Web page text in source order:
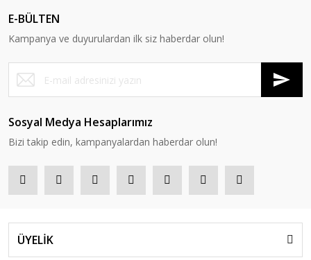
E-BÜLTEN
Kampanya ve duyurulardan ilk siz haberdar olun!
Sosyal Medya Hesaplarımız
Bizi takip edin, kampanyalardan haberdar olun!
ÜYELİK